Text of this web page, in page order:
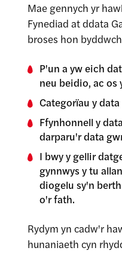
Mae gennych yr
Fynediad at ddata
broses hon
P'un a yw eich
neu beidio, ac os
Categorïau y
Ffynhonnell y
darparu'r data
I bwy y gellir
gynnwys y tu
diogelu sy'n
o'r fath.
Rydym yn cadw'r
hunaniaeth cyn